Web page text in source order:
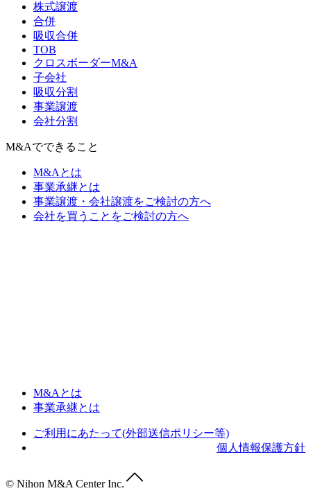
株式譲渡
合併
吸収合併
TOB
クロスボーダーM&A
子会社
吸収分割
事業譲渡
会社分割
M&Aでできること
M&Aとは
事業承継とは
事業譲渡・会社譲渡をご検討の方へ
会社を買うことをご検討の方へ
M&Aとは
事業承継とは
ご利用にあたって(外部送信ポリシー等)
個人情報保護方針
© Nihon M&A Center Inc.